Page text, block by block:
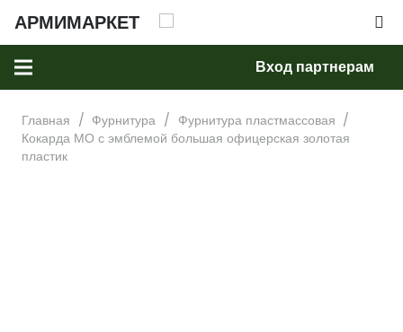
АРМИМАРКЕТ
Вход партнерам
Главная / Фурнитура / Фурнитура пластмассовая /
Кокарда МО с эмблемой большая офицерская золотая
пластик